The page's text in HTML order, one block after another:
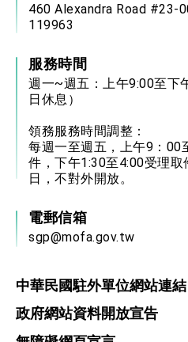
460 Alexandra Road #23-
119963
服務時間
週一~週五：上午9:00至下
日休息）
領務服務時間調整：
每週一至週五，上午9：00
件，下午1:30至4:00受理取
日，不對外開放。
電郵信箱
sgp@mofa.gov.tw
中華民國駐外單位網站連結
政府網站資料開放宣告